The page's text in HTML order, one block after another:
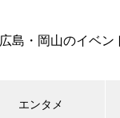
広島・岡山のイベ
エンタメ